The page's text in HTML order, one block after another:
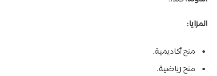
المزايا:
منح أكاديمية.
منح رياضية.